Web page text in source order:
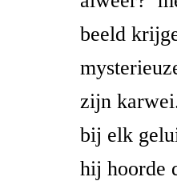
beeld
zijn
bij elk
hij hoorde